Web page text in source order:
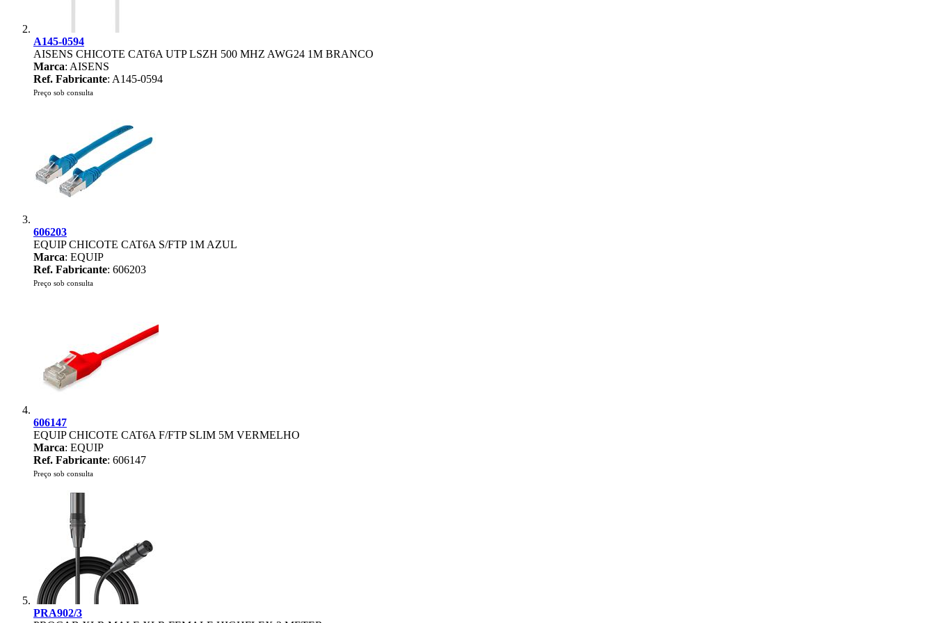
A145-0594
AISENS CHICOTE CAT6A UTP LSZH 500 MHZ AWG24 1M BRANCO
Marca: AISENS
Ref. Fabricante: A145-0594
Preço sob consulta
606203
EQUIP CHICOTE CAT6A S/FTP 1M AZUL
Marca: EQUIP
Ref. Fabricante: 606203
Preço sob consulta
606147
EQUIP CHICOTE CAT6A F/FTP SLIM 5M VERMELHO
Marca: EQUIP
Ref. Fabricante: 606147
Preço sob consulta
PRA902/3